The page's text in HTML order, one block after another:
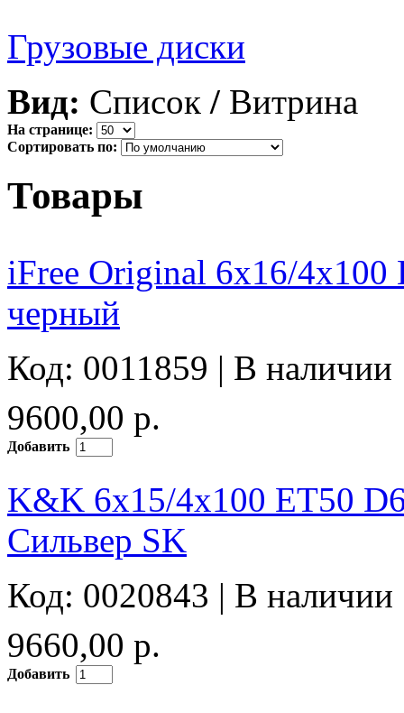
Грузовые диски
Вид: Список / Витрина
На странице:
Сортировать по:
Товары
iFree Original 6x16/
черный
Код: 0011859 | В наличии
9600,00 р.
Добавить
K&K 6x15/4x100 ET50
Сильвер SK
Код: 0020843 | В наличии
9660,00 р.
Добавить